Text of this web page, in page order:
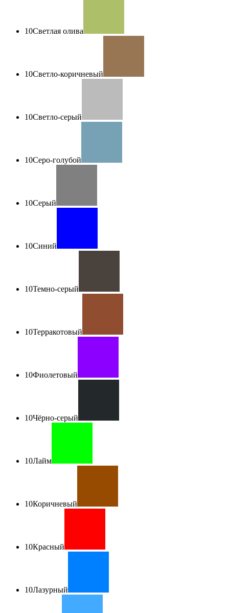
10Светлая олива
10Светло-коричневый
10Светло-серый
10Серо-голубой
10Серый
10Синий
10Темно-серый
10Терракотовый
10Фиолетовый
10Чёрно-серый
10Лайм
10Коричневый
10Красный
10Лазурный